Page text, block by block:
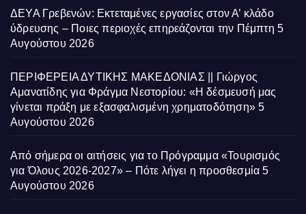
ΔΕΥΑ Γρεβενών: Εκτεταμένες εργασίες στον Α’ κλάδο
ύδρευσης – Ποιες περιοχές επηρεάζονται την Πέμπτη 5
Αυγούστου 2026
ΠΕΡΙΦΕΡΕΙΑ ΔΥΤΙΚΗΣ ΜΑΚΕΔΟΝΙΑΣ || Γιώργος
Αμανατίδης για Φράγμα Νεστορίου: «Η δέσμευσή μας
γίνεται πράξη με εξασφαλισμένη χρηματοδότηση» 5
Αυγούστου 2026
Από σήμερα οι αιτήσεις για το Πρόγραμμα «Τουρισμός
για Όλους 2026-2027» – Πότε λήγει η προσθεσμία 5
Αυγούστου 2026